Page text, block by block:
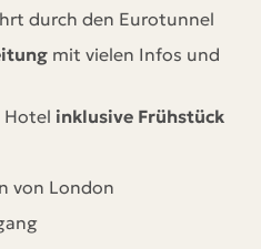
durch den Eurotunnel
mit vielen Infos und
Hotel inklusive Frühstück
von London